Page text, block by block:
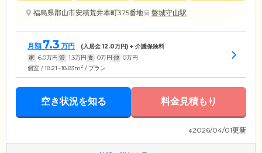
福島県郡山市安積荒井本町375番地
磐城守山駅
月額 7.3 万円 (入居金12.0万円) + 介護保険料
家 6.0万円 管 1.3万円 食 0万円 他 0万円
個室 / 18.21~18.83m2 / プラン
空き状況を知る 料金見積もり
※2026/04/01更新